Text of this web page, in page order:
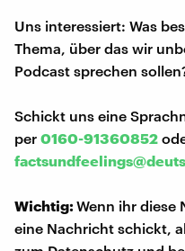
Uns interessiert: Was
Thema, über das wir
Podcast sprechen
Schickt uns eine
per 0160-91360852
Wichtig:Wenn ihr diese
eine Nachricht schickt,